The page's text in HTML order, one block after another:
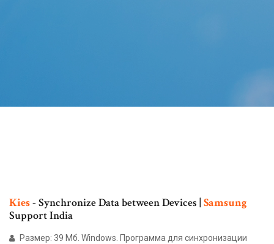
Kies- Synchronize Data between Devices | Samsung
Support India
Размер: 39 Мб. Windows. Программа для синхронизации